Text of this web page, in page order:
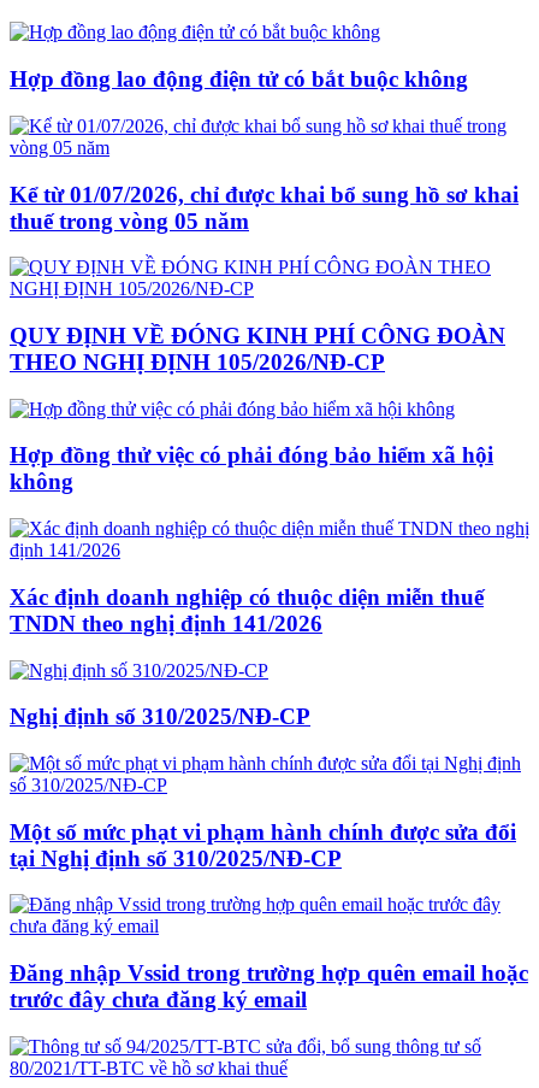
Hợp đồng lao động điện tử có bắt buộc không
Kể từ 01/07/2026, chỉ được khai bổ sung hồ sơ khai
thuế trong vòng 05 năm
QUY ĐỊNH VỀ ĐÓNG KINH PHÍ CÔNG ĐOÀN
THEO NGHỊ ĐỊNH 105/2026/NĐ-CP
Hợp đồng thử việc có phải đóng bảo hiểm xã hội
không
Xác định doanh nghiệp có thuộc diện miễn thuế
TNDN theo nghị định 141/2026
Nghị định số 310/2025/NĐ-CP
Một số mức phạt vi phạm hành chính được sửa đổi
tại Nghị định số 310/2025/NĐ-CP
Đăng nhập Vssid trong trường hợp quên email hoặc
trước đây chưa đăng ký email